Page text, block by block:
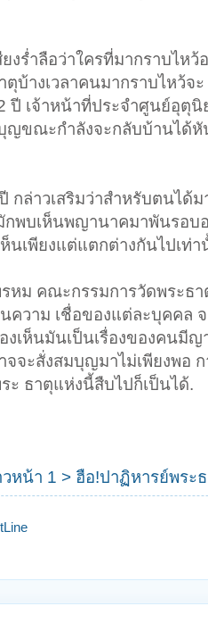
งร่ำลือว่าใครที่มากราบไ
บ้างเวลาคนมากราบไหว้จ
เจ้าหน้าที่ประจำศูนย์อุตุนิ
บุญขณะกำลังจะกลับบ้านได้
กล่าวเสริมว่าสำหรับตนได้
กพบเห็นพญานาคมาพันรอบ
นเพียงแต่แตกต่างกันไปเท่า
ม คณะกรรมการวัดพระธา
วาม เชื่อของแต่ละบุคคล จ
งเห็นมันเป็นเรื่องของคน
จะสั่งสมบุญมาไม่เพียงพอ ก
ะ ธาตุแห่งนี้สืบไปก็เป็นได้.
หน้า 1 > ฮือ!ปาฏิหารย์พระ